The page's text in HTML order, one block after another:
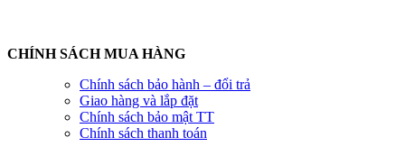
CHÍNH SÁCH MUA HÀNG
Chính sách bảo hành – đổi trả
Giao hàng và lắp đặt
Chính sách bảo mật TT
Chính sách thanh toán